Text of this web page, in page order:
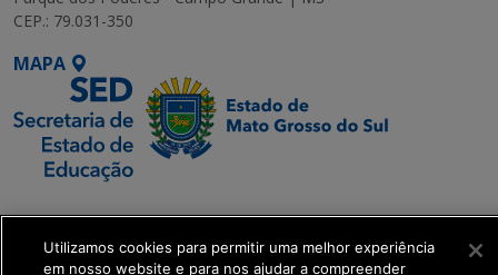
CEP.: 79.031-350
MAPA
SETDIG | Secretaria-
Executiva de
Transformação Digital
Utilizamos cookies para permitir uma melhor experiência
em nosso website e para nos ajudar a compreender